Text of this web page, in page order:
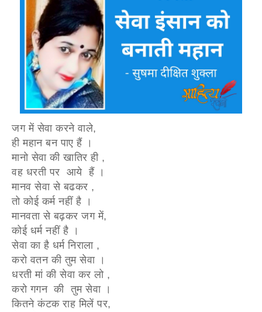
जग में सेवा करने वाले,
ही महान बन पाए हैं ।
मानो सेवा की खातिर ही ,
वह धरती पर आये हैं ।
मानव सेवा से बढकर ,
तो कोई कर्म नहीं है ।
मानवता से बढ़कर जग में,
कोई धर्म नहीं है ।
सेवा का है धर्म निराला ,
करो वतन की तुम सेवा ।
धरती मां की सेवा कर लो ,
करो गगन की तुम सेवा ।
कितने कंटक राह मिलें पर,